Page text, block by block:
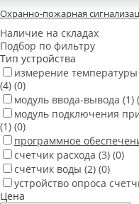
Охранно-пожарная
Наличие на складах
Подбор по фильтру
Тип устройства
измерение
(4) (0)
модуль ввода-вывода (1)
модуль подключения
(1) (0)
программное
счетчик расхода (3) (0)
счётчик воды (2) (0)
устройство опроса
Цена